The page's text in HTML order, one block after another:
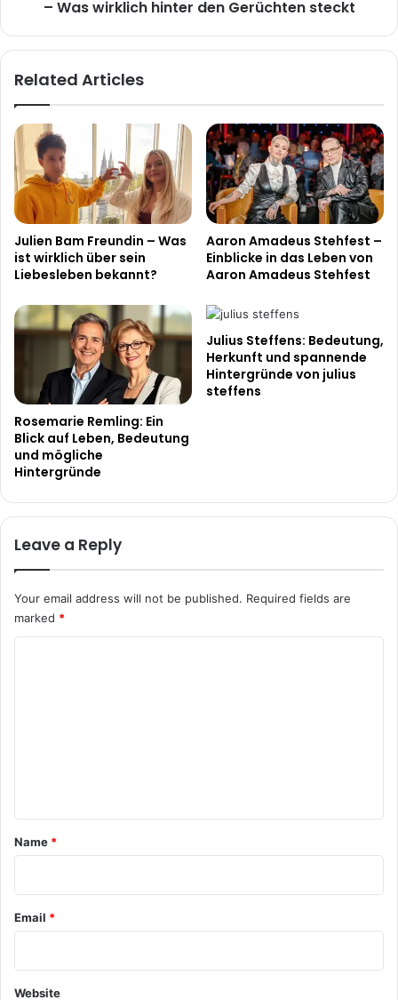
– Was wirklich hinter den Gerüchten steckt
Related Articles
Julien Bam Freundin – Was
ist wirklich über sein
Liebesleben bekannt?
Aaron Amadeus Stehfest –
Einblicke in das Leben von
Aaron Amadeus Stehfest
Rosemarie Remling: Ein
Blick auf Leben, Bedeutung
und mögliche
Hintergründe
Julius Steffens: Bedeutung,
Herkunft und spannende
Hintergründe von julius
steffens
Leave a Reply
Your email address will not be published. Required fields are
marked *
*
Name *
Email *
Website